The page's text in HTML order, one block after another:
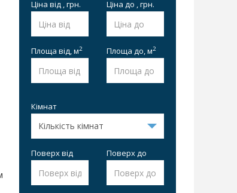
Ціна від , грн. Ціна до , грн.
Площа від,м2 Площа до,м2
Кімнат
Поверх від Поверх до